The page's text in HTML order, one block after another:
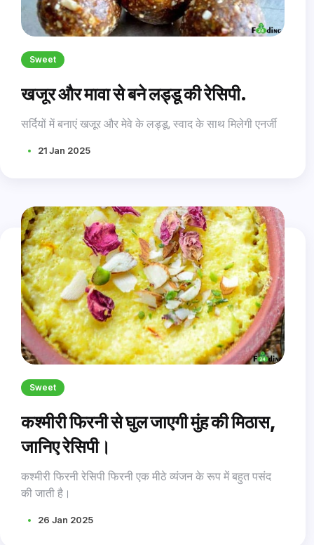
Sweet
खजूर और मावा से बने लड्डू की रेसिपी.
सर्दियों में बनाएं खजूर और मेवे के लड्डू, स्वाद के साथ मिलेगी एनर्जी
21 Jan 2025
Sweet
कश्मीरी फिरनी से घुल जाएगी मुंह की मिठास,
जानिए रेसिपी।
कश्मीरी फिरनी रेसिपी फिरनी एक मीठे व्यंजन के रूप में बहुत पसंद
की जाती है।
26 Jan 2025